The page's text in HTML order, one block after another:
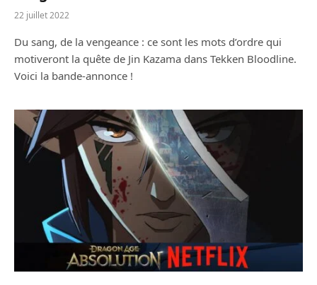
22 juillet 2022
Du sang, de la vengeance : ce sont les mots d’ordre qui
motiveront la quête de Jin Kazama dans Tekken Bloodline.
Voici la bande-annonce !